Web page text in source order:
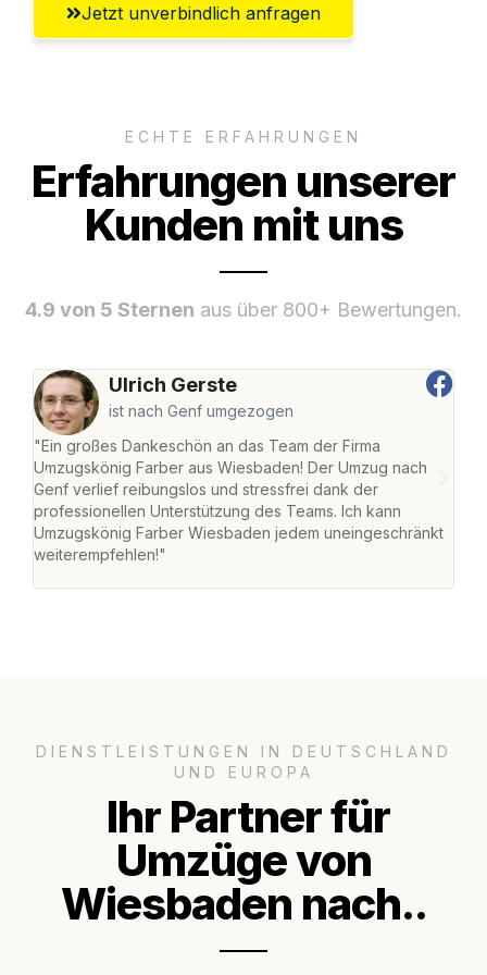
Jetzt unverbindlich anfragen
ECHTE ERFAHRUNGEN
Erfahrungen unserer
Kunden mit uns
4.9 von 5 Sternen aus über 800+ Bewertungen.
Ulrich Gerste
ist nach Genf umgezogen
"Ein großes Dankeschön an das Team der Firma
Umzugskönig Farber aus Wiesbaden! Der Umzug nach
Genf verlief reibungslos und stressfrei dank der
professionellen Unterstützung des Teams. Ich kann
Umzugskönig Farber Wiesbaden jedem uneingeschränkt
weiterempfehlen!"
DIENSTLEISTUNGEN IN DEUTSCHLAND
UND EUROPA
Ihr Partner für
Umzüge von
Wiesbaden nach..